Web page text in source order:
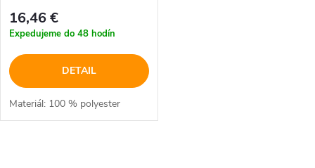
16,46 €
Expedujeme do 48 hodín
DETAIL
Materiál: 100 % polyester